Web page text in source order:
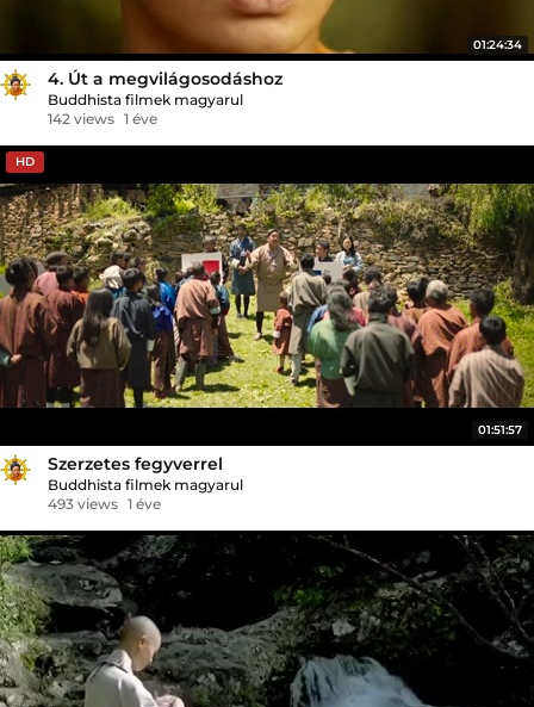
01:24:34
4. Út a megvilágosodáshoz
Buddhista filmek magyarul
142 views 1 éve
HD
01:51:57
Szerzetes fegyverrel
Buddhista filmek magyarul
493 views 1 éve